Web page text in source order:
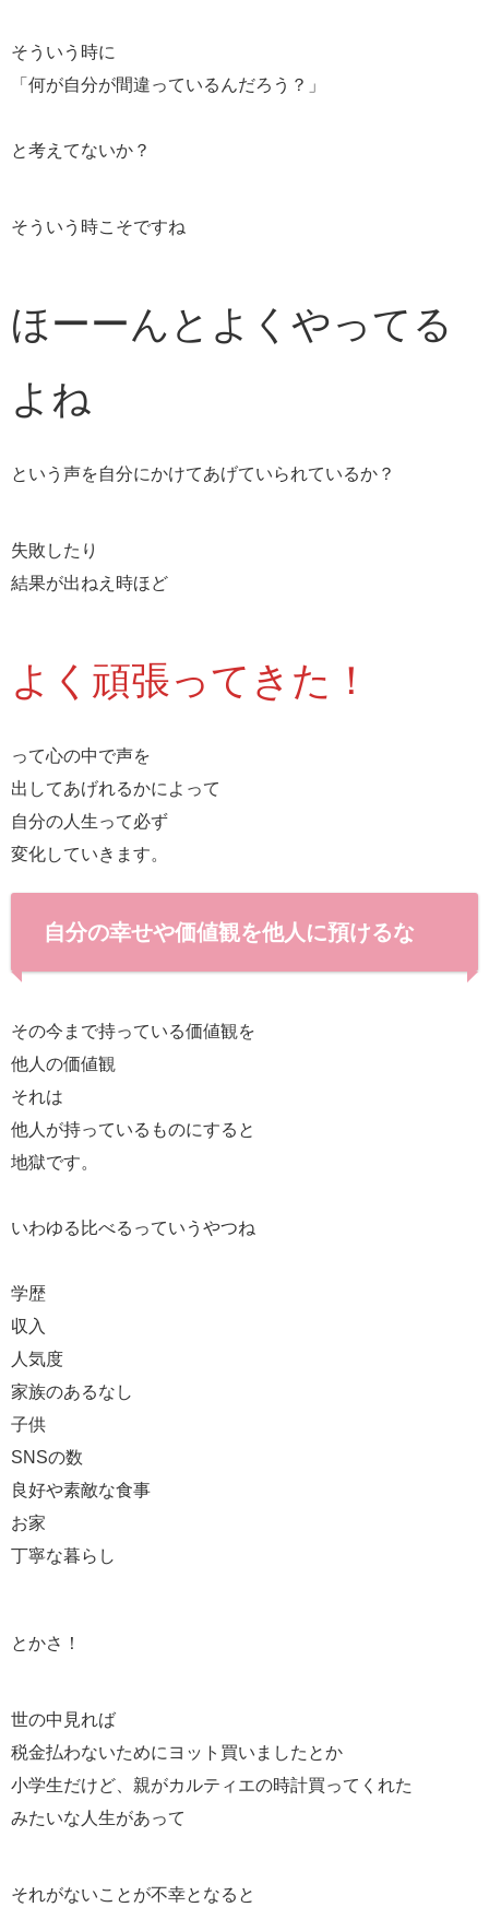
そういう時に
「何が自分が間違っているんだろう？」
と考えてないか？
そういう時こそですね
ほーーんとよくやってる
よね
という声を自分にかけてあげていられているか？
失敗したり
結果が出ねえ時ほど
よく頑張ってきた！
って心の中で声を
出してあげれるかによって
自分の人生って必ず
変化していきます。
自分の幸せや価値観を他人に預けるな
その今まで持っている価値観を
他人の価値観
それは
他人が持っているものにすると
地獄です。
いわゆる比べるっていうやつね
学歴
収入
人気度
家族のあるなし
子供
SNSの数
良好や素敵な食事
お家
丁寧な暮らし
とかさ！
世の中見れば
税金払わないためにヨット買いましたとか
小学生だけど、親がカルティエの時計買ってくれた
みたいな人生があって
それがないことが不幸となると